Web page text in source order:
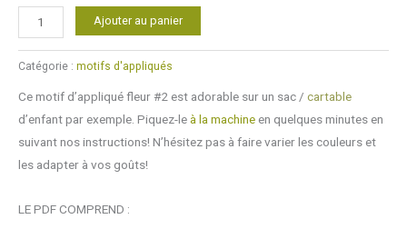
quantité
de
Motif
Ajouter au panier
Catégorie : motifs d'appliqués
Ce motif d’appliqué fleur #2 est adorable sur un sac / cartable
d’enfant par exemple. Piquez-leà la machine en quelques minutes en
suivant nos instructions! N’hésitez pas à faire varier les couleurs et
les adapter à vos goûts!
LE PDF COMPREND :